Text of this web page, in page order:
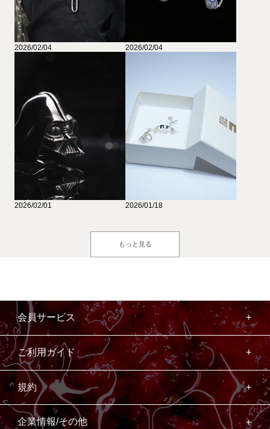
2026/02/04 2026/02/04
2026/02/01 2026/01/18
もっと見る
会員サービス
ご利用ガイド
規約
企業情報/その他